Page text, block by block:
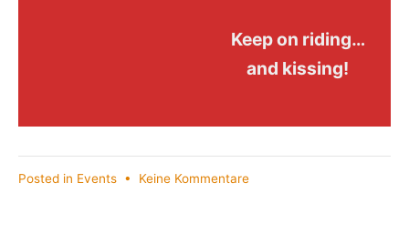
Keep on riding…
and kissing!
Posted in Events • Keine Kommentarezu